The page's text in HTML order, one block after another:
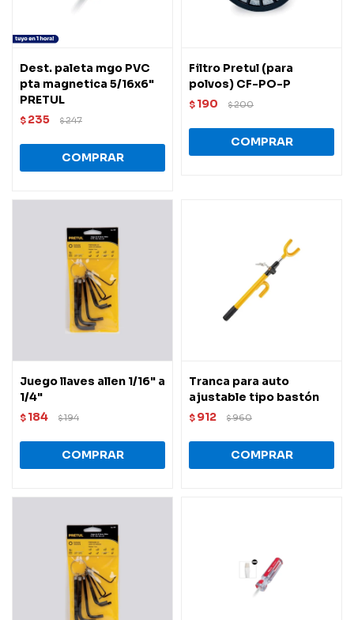
Dest. paleta mgo PVC
pta magnetica 5/16x6"
PRETUL
$ 235 $247
Filtro Pretul (para
polvos) CF-PO-P
$ 190 $200
Juego llaves allen 1/16" a
1/4"
$ 184 $194
Tranca para auto
ajustable tipo bastón
$ 912 $960